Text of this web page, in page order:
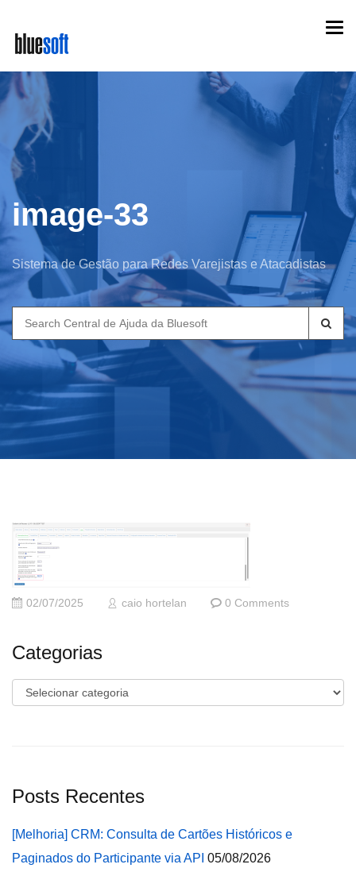
main
content
image-33
Sistema de Gestão para Redes Varejistas e Atacadistas
Search
for:
02/07/2025 caio hortelan 0 Comments
Categorias
Categorias
Posts Recentes
[Melhoria] CRM: Consulta de Cartões Históricos e
Paginados do Participante via API 05/08/2026